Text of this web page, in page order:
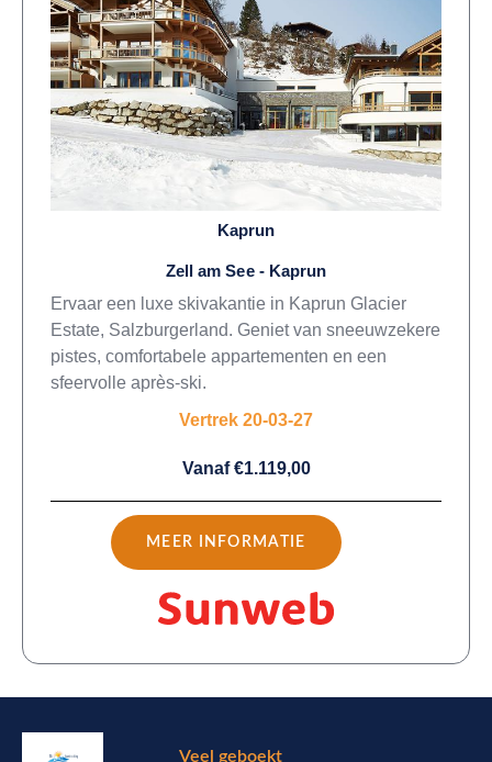
Kaprun
Zell am See - Kaprun
Ervaar een luxe skivakantie in Kaprun Glacier
Estate, Salzburgerland. Geniet van sneeuwzekere
pistes, comfortabele appartementen en een
sfeervolle après-ski.
Vertrek 20-03-27
Vanaf €1.119,00
MEER INFORMATIE
Veel geboekt